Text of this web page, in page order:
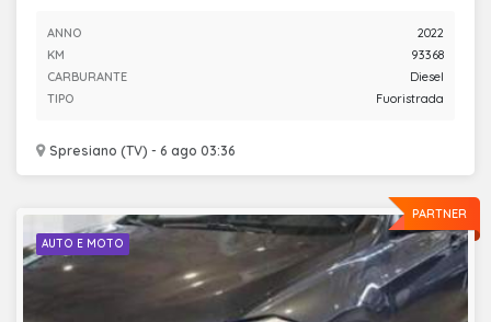
Spresiano (TV) - 6 ago 03:36
ANNO
2022
KM
93368
CARBURANTE
Diesel
TIPO
Fuoristrada
PARTNER
AUTO E MOTO